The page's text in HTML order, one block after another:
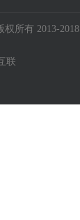
所有 2013-2018
联